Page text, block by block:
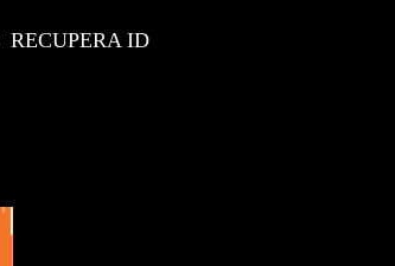
RECUPERA ID